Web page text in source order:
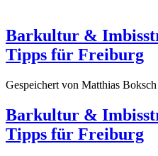
Barkultur &
Tipps für Freiburg
Gespeichert von Matthias Boksch
Barkultur &
Tipps für Freiburg